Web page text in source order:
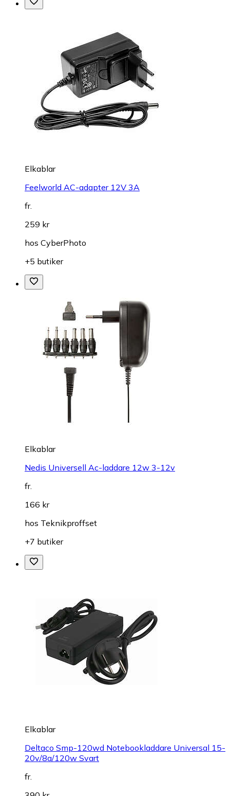
Elkablar
Feelworld AC-adapter 12V 3A
fr.
259 kr
hos CyberPhoto
+5 butiker
Elkablar
Nedis Universell Ac-laddare 12w 3-12v
fr.
166 kr
hos Teknikproffset
+7 butiker
Elkablar
Deltaco Smp-120wd Notebookladdare Universal 15-
20v/8a/120w Svart
fr.